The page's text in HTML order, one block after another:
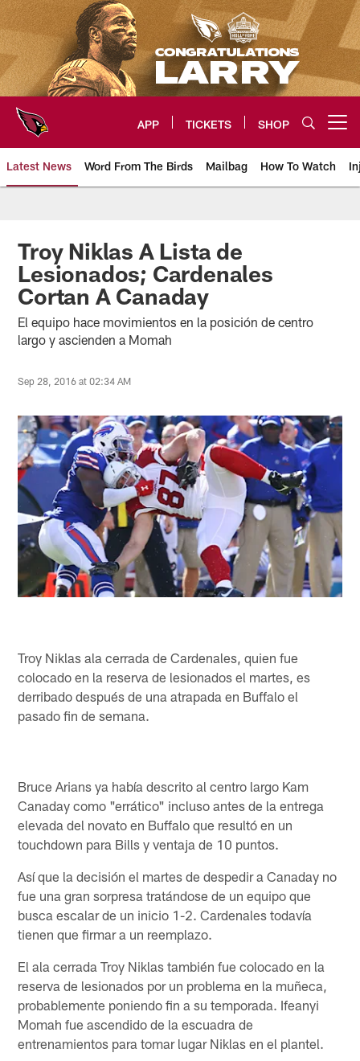
Skip
to
main
content
APP TICKETS SHOP
Latest News Word From The Birds Mailbag How To Watch
Arizona Cardinals Home: The
Troy Niklas A Lista de
Lesionados; Cardenales
Cortan A Canaday
El equipo hace movimientos en la posición de centro
largo y ascienden a Momah
Sep 28, 2016 at 02:34 AM
Troy Niklas ala cerrada de Cardenales, quien fue
colocado en la reserva de lesionados el martes, es
derribado después de una atrapada en Buffalo el
pasado fin de semana.
Bruce Arians ya había descrito al centro largo Kam
Canaday como "errático" incluso antes de la entrega
elevada del novato en Buffalo que resultó en un
touchdown para Bills y ventaja de 10 puntos.
Así que la decisión el martes de despedir a Canaday no
fue una gran sorpresa tratándose de un equipo que
busca escalar de un inicio 1-2. Cardenales todavía
tienen que firmar a un reemplazo.
El ala cerrada Troy Niklas también fue colocado en la
reserva de lesionados por un problema en la muñeca,
probablemente poniendo fin a su temporada. Ifeanyi
Momah fue ascendido de la escuadra de
entrenamientos para tomar lugar Niklas en el plantel.